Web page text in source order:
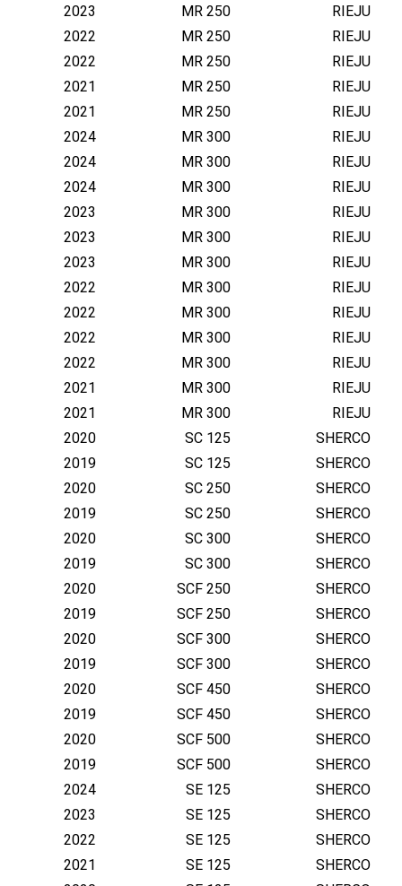
RIEJU
MR 250
2023
RIEJU
MR 250
2022
RIEJU
MR 250
2022
RIEJU
MR 250
2021
RIEJU
MR 250
2021
RIEJU
MR 300
2024
RIEJU
MR 300
2024
RIEJU
MR 300
2024
RIEJU
MR 300
2023
RIEJU
MR 300
2023
RIEJU
MR 300
2023
RIEJU
MR 300
2022
RIEJU
MR 300
2022
RIEJU
MR 300
2022
RIEJU
MR 300
2022
RIEJU
MR 300
2021
RIEJU
MR 300
2021
SHERCO
SC 125
2020
SHERCO
SC 125
2019
SHERCO
SC 250
2020
SHERCO
SC 250
2019
SHERCO
SC 300
2020
SHERCO
SC 300
2019
SHERCO
SCF 250
2020
SHERCO
SCF 250
2019
SHERCO
SCF 300
2020
SHERCO
SCF 300
2019
SHERCO
SCF 450
2020
SHERCO
SCF 450
2019
SHERCO
SCF 500
2020
SHERCO
SCF 500
2019
SHERCO
SE 125
2024
SHERCO
SE 125
2023
SHERCO
SE 125
2022
SHERCO
SE 125
2021